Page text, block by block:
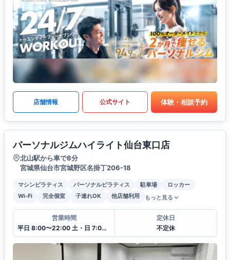
店舗情報 公式サイト 体験・相談予約
パーソナルジムハイライト仙台東口店
北山駅から車で8分
宮城県仙台市宮城野区名掛丁206-18
マシンピラティス パーソナルピラティス 駐車場
ロッカー
Wi-Fi
完全個室 子連れOK 他店舗利用 もっと見る
営業時間
平日 8:00〜22:00 土・日 7:00〜21:00
定休日
不定休